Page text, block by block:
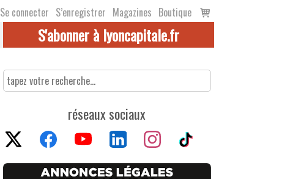
Se connecter S’enregistrer Magazines Boutique
Voir
le
S'abonner à lyoncapitale.fr
réseaux sociaux